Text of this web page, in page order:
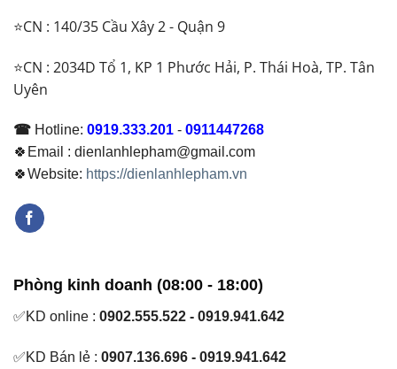
⭐CN : 140/35 Cầu Xây 2 - Quận 9
⭐CN : 2034D Tổ 1, KP 1 Phước Hải, P. Thái Hoà, TP. Tân
Uyên
☎ Hotline: 0919.333.201 - 0911447268
🍀Email : dienlanhlepham@gmail.com
🍀Website: https://dienlanhlepham.vn
Phòng kinh doanh (08:00 - 18:00)
✅KD online : 0902.555.522 - 0919.941.642
✅KD Bán lẻ : 0907.136.696 - 0919.941.642